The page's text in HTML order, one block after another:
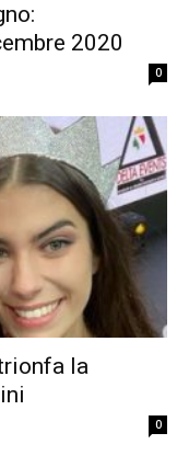
2020
0
la
0